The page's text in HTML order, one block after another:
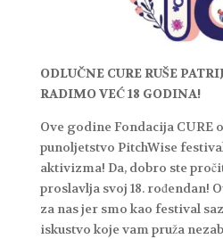
ODLUČNE CURE RUŠE
RADIMO VEĆ 18 GODINA!
Ove godine Fondacija CURE
punoljetstvo PitchWise
aktivizma! Da, dobro ste
proslavlja svoj 18. rođendan!
za nas jer smo kao festival
iskustvo koje vam pruža